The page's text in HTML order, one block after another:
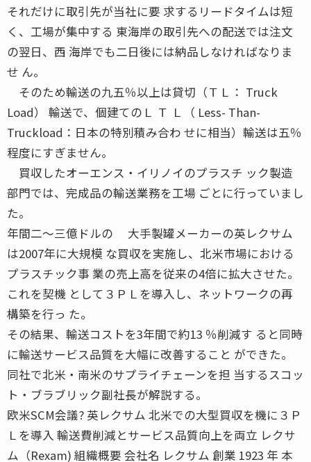
それだけに取引先が当社に要 求するリードタイムは短
く、工場が集中する 東海岸の取引先への配送では注文
の翌日、西 海岸でも二日後には納品しなければなりま
せ ん。
そのため輸送の九五％以上は貸切（ＴＬ： Truck
Load） 輸送で、個建てのＬ Ｔ Ｌ（ Less- Than-
Truckload：日本の特別積み合わ せに相当）輸送は五％
程度にすぎません。
買収したオーエンス・イリノイのプラスチ ック製造
部門では、完成品の輸送業務を工場 ごとに行っていまし
た。
年間二〜三億ドルの 大手製罐メーカーの英レクサム
は2007年に大規模 な買収を実施し、北米市場における
プラスチック事 業の売上高を従来の4倍に拡大させた。
これを契機 として３ＰＬを導入し、ネットワークの再
構築を行っ た。
その結果、輸送コストを3年間で約13 ％削減す ると同時
に輸送サービス品質を大幅に改善すること ができた。
同社で北米・南米のサプライチェーンを担 当するスコッ
ト・ブラブリック副社長が解説する。
欧米SCM会議? 英レクサム 北米での大型買収を機に３Ｐ
Ｌを導入 輸送費削減とサービス品質向上を両立 レクサ
ム（Rexam) 組織概要 会社名 レクサム 創業 1923 年 本